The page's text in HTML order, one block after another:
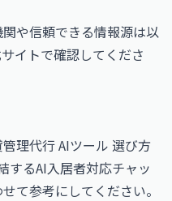
や信頼できる情報源は以
イトで確認してくださ
理代行 AIツール 選び方
するAI入居者対応チャッ
て参考にしてください。